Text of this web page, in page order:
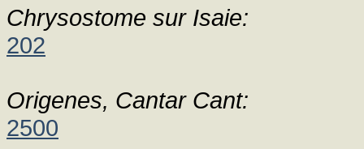
Chrysostome sur Isaie:
202
Origenes, Cantar Cant:
2500